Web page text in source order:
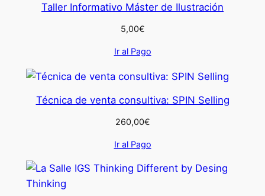
Taller Informativo Máster de Ilustración
5,00€
Ir al Pago
Técnica de venta consultiva: SPIN Selling
260,00€
Ir al Pago